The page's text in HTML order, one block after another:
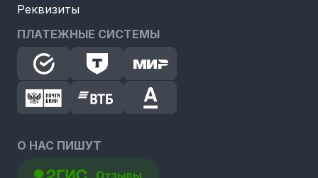
Реквизиты
ПЛАТЕЖНЫЕ СИСТЕМЫ
О НАС ПИШУТ